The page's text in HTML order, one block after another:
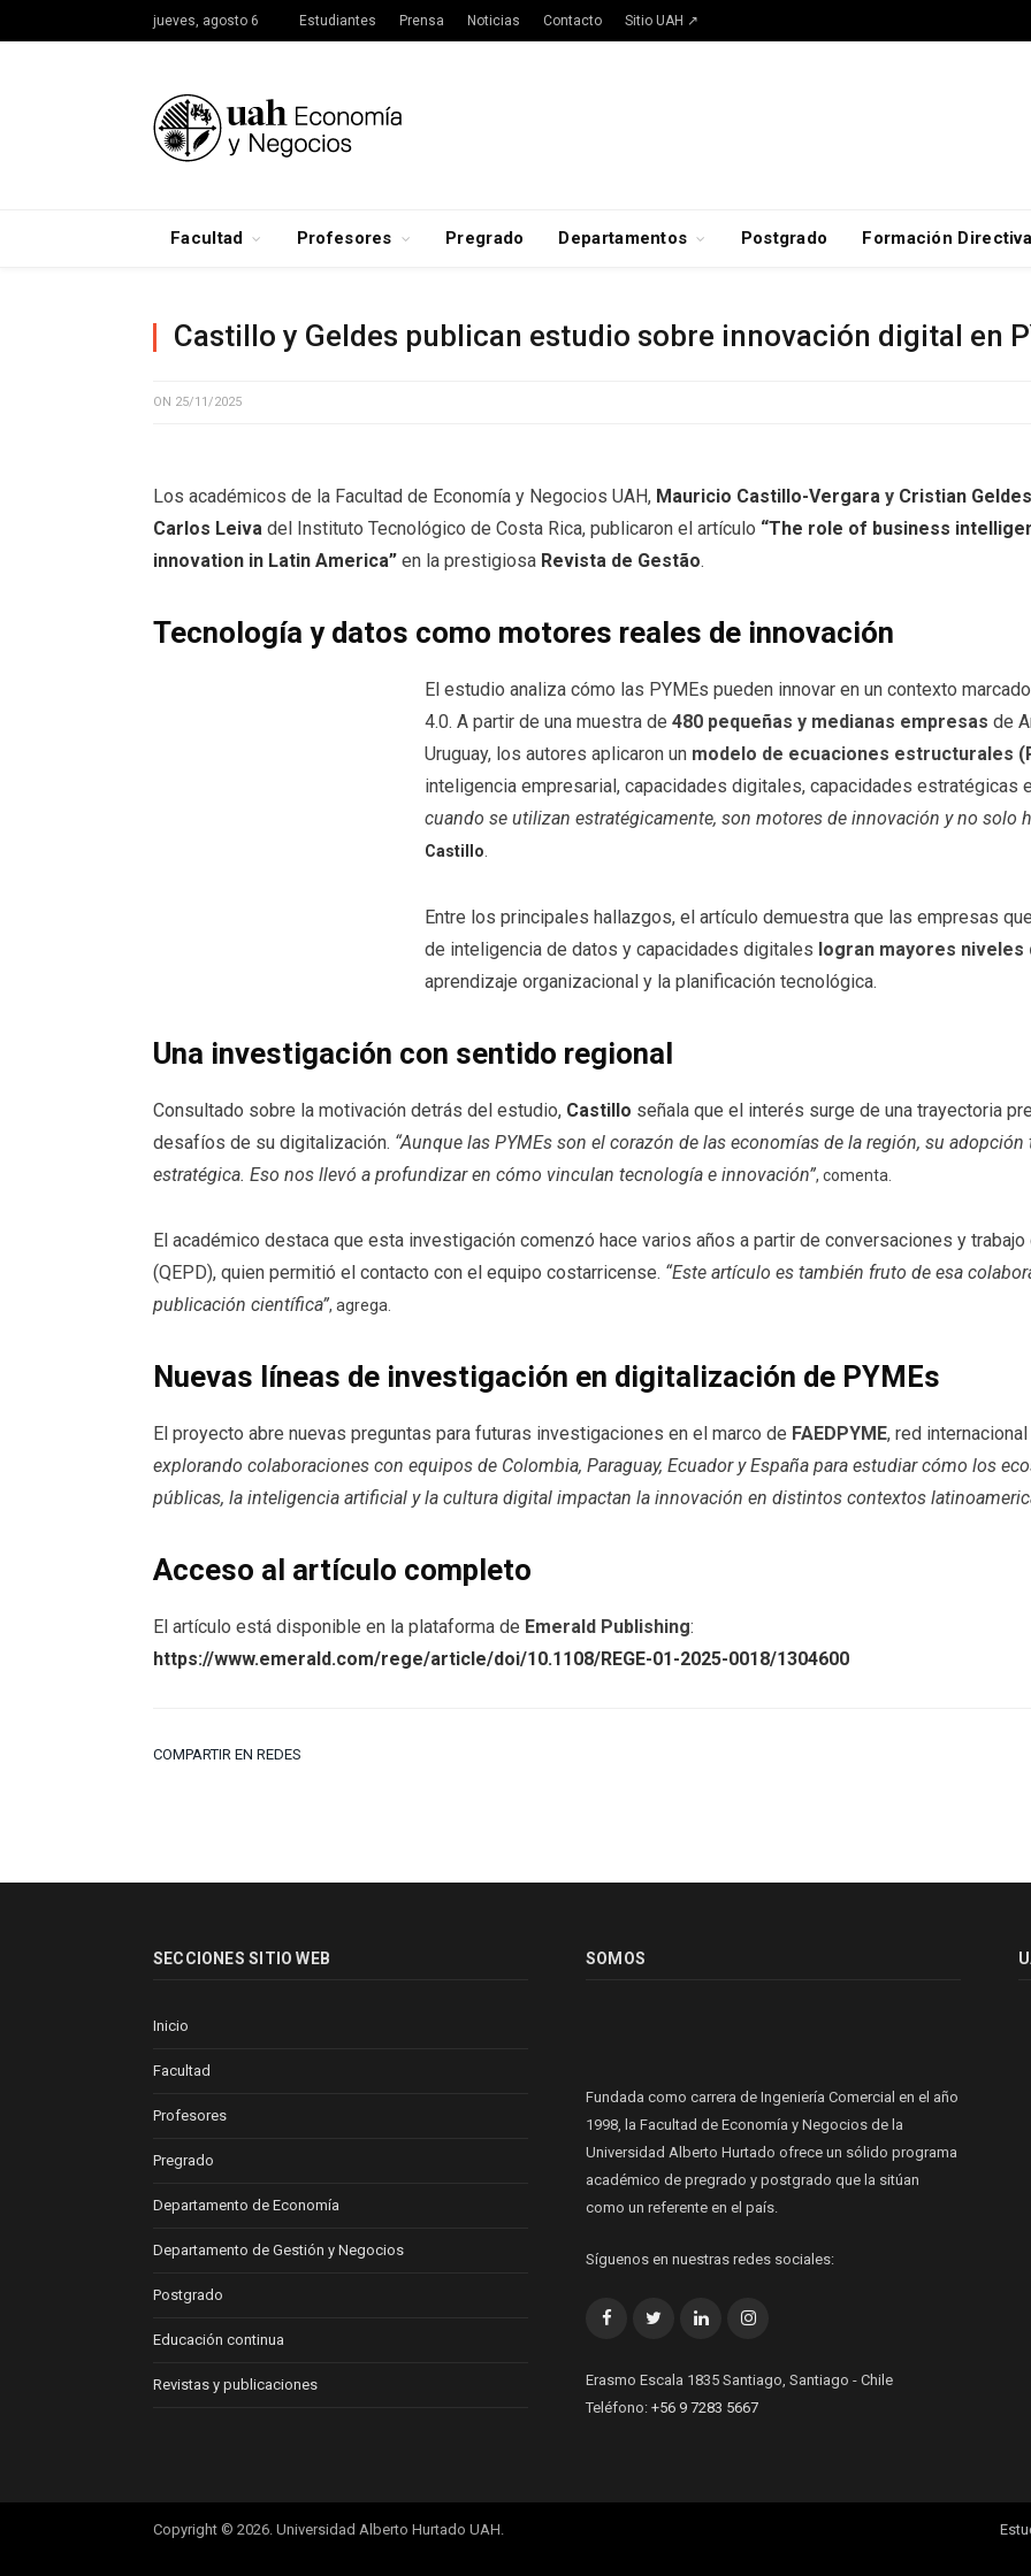
jueves, agosto 6 Estudiantes Prensa Noticias Contacto Sitio UAH ↗
Facultad Profesores Pregrado Departamentos Postgrado Formación Directiva
Castillo y Geldes publican estudio sobre innovación digital en
ON 25/11/2025
Los académicos de la Facultad de Economía y Negocios UAH, Mauricio Castillo-Vergara y Cristian Geldes
Carlos Leiva del Instituto Tecnológico de Costa Rica, publicaron el artículo “The role of business
innovation in Latin America” en la prestigiosa Revista de Gestão.
Tecnología y datos como motores reales de innovación
El estudio analiza cómo las PYMEs pueden innovar en un contexto
4.0. A partir de una muestra de 480 pequeñas y medianas empresas de
Uruguay, los autores aplicaron un modelo de ecuaciones estructurales
inteligencia empresarial, capacidades digitales, capacidades estratégicas
cuando se utilizan estratégicamente, son motores de innovación y no solo
Castillo
Entre los principales hallazgos, el artículo demuestra que las empresas
de inteligencia de datos y capacidades digitales logran mayores niveles
aprendizaje organizacional y la planificación tecnológica.
Una investigación con sentido regional
Consultado sobre la motivación detrás del estudio, Castillo señala que el interés surge de una trayectoria
desafíos de su digitalización. “Aunque las PYMEs son el corazón de las economías de la región, su
estratégica. Eso nos llevó a profundizar en cómo vinculan tecnología e innovación”, comenta.
El académico destaca que esta investigación comenzó hace varios años a partir de conversaciones y
(QEPD), quien permitió el contacto con el equipo costarricense. “Este artículo es también fruto de esa
publicación científica”, agrega.
Nuevas líneas de investigación en digitalización de PYMEs
El proyecto abre nuevas preguntas para futuras investigaciones en el marco de FAEDPYME, red
explorando colaboraciones con equipos de Colombia, Paraguay, Ecuador y España para estudiar cómo los
públicas, la inteligencia artificial y la cultura digital impactan la innovación en distintos contextos
Acceso al artículo completo
El artículo está disponible en la plataforma de Emerald Publishing:
https://www.emerald.com/rege/article/doi/10.1108/REGE-01-2025-0018/1304600
COMPARTIR EN REDES
SECCIONES SITIO WEB
Inicio
Facultad
Profesores
Pregrado
Departamento de Economía
Departamento de Gestión y Negocios
Postgrado
Educación continua
Revistas y publicaciones
SOMOS
Fundada como carrera de Ingeniería Comercial en el año
1998, la Facultad de Economía y Negocios de la
Universidad Alberto Hurtado ofrece un sólido programa
académico de pregrado y postgrado que la sitúan
como un referente en el país.
Síguenos en nuestras redes sociales:
FacebookTwitterLinkedInInstagram
Erasmo Escala 1835 Santiago, Santiago - Chile
Teléfono: +56 9 7283 5667
Copyright © 2026. Universidad Alberto Hurtado UAH.